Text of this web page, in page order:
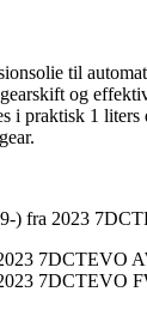
til
og
i praktisk 1
) fra 2023
7DCTEVO
7DCTEVO